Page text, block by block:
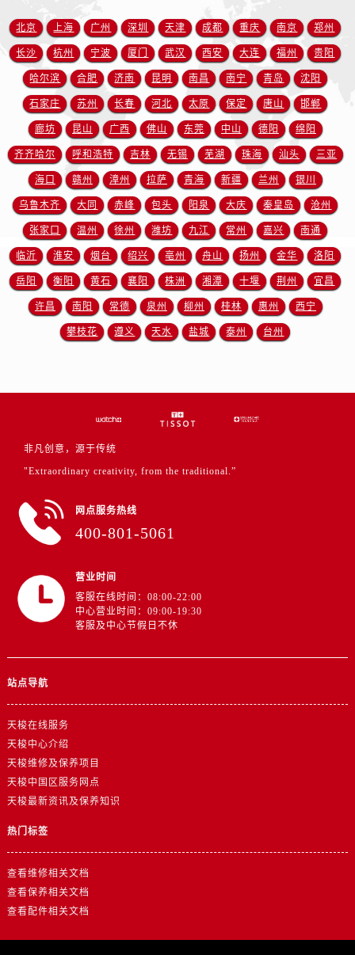
江西省新余市渝水区北湖西路售后服务中心（需提前预约）
江西省宜春市袁州区中山中路售后服务中心（需提前预约）
江西省鹰潭市月湖区胜利东路售后服务中心（需提前预约）
山东省德州市德城区东风中路售后服务中心（需提前预约）
山东省东营市东营区济南路售后服务中心（需提前预约）
山东省济南市历下区经十路11111号华润中心写字楼（万象城）15层1508室售后服务中心（需提前预约）
山东省济宁市任城区太白楼路售后服务中心（需提前预约）
山东省莱芜市文化南路8号银座商城名表维修一楼名表维修售后服务中心（需提前预约）
山东省临沂市兰山区解放路售后服务中心（需提前预约）
山东省日照市东港区烟台路售后服务中心（需提前预约）
山东省泰安市泰山区财源街道泰山大街售后服务中心（需提前预约）
山东省威海市环翠区新威海路89号振华商厦一楼名表维修售后服务中心（需提前预约）
山东省潍坊市奎文区东风东街售后服务中心（需提前预约）
山东省枣庄市滕州市北辛路与善国路交叉口售后服务中心（需提前预约）
广东省广州市越秀区环市东路371-375号世界贸易中心大厦南塔15层1507室售后服务中心（需提前预约）
广东省揭阳市榕城进贤门步行街售后服务中心（需提前预约）
北京 上海 广州 深圳 天津 成都 重庆 南京 郑州
长沙 杭州 宁波 厦门 武汉 西安 大连 福州 贵阳
哈尔滨 合肥 济南 昆明 南昌 南宁 青岛 沈阳
石家庄 苏州 长春 河北 太原 保定 唐山 邯郸
廊坊 昆山 广西 佛山 东莞 中山 德阳 绵阳
齐齐哈尔 呼和浩特 吉林 无锡 芜湖 珠海 汕头 三亚
海口 赣州 漳州 拉萨 青海 新疆 兰州 银川
乌鲁木齐 大同 赤峰 包头 阳泉 大庆 秦皇岛 沧州
张家口 温州 徐州 潍坊 九江 常州 嘉兴 南通
临沂 淮安 烟台 绍兴 亳州 舟山 扬州 金华 洛阳
岳阳 衡阳 黄石 襄阳 株洲 湘潭 十堰 荆州 宜昌
许昌 南阳 常德 泉州 柳州 桂林 惠州 西宁
攀枝花 遵义 天水 盐城 泰州 台州
非凡创意，源于传统
"Extraordinary creativity, from the traditional.”
网点服务热线
400-801-5061
营业时间
客服在线时间：08:00-22:00
中心营业时间：09:00-19:30
客服及中心节假日不休
站点导航
天梭在线服务
天梭中心介绍
天梭维修及保养项目
天梭中国区服务网点
天梭最新资讯及保养知识
热门标签
查看维修相关文档
查看保养相关文档
查看配件相关文档